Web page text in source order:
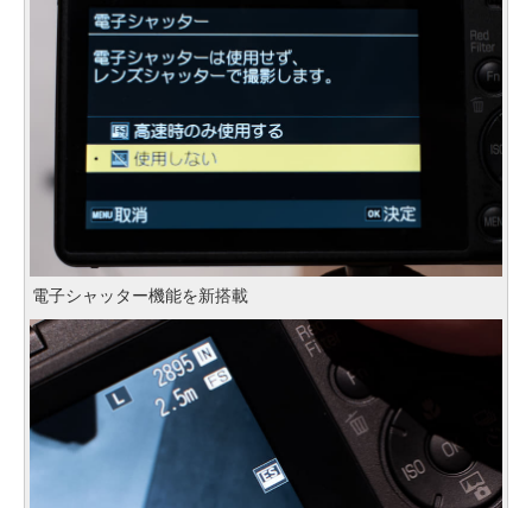
電子シャッター機能を新搭載